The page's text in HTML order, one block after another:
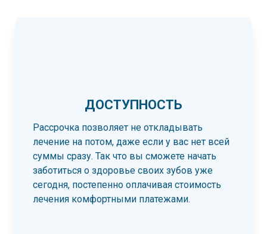
ДОСТУПНОСТЬ
Рассрочка позволяет не откладывать
лечение на потом, даже если у вас нет всей
суммы сразу. Так что вы сможете начать
заботиться о здоровье своих зубов уже
сегодня, постепенно оплачивая стоимость
лечения комфортными платежами.